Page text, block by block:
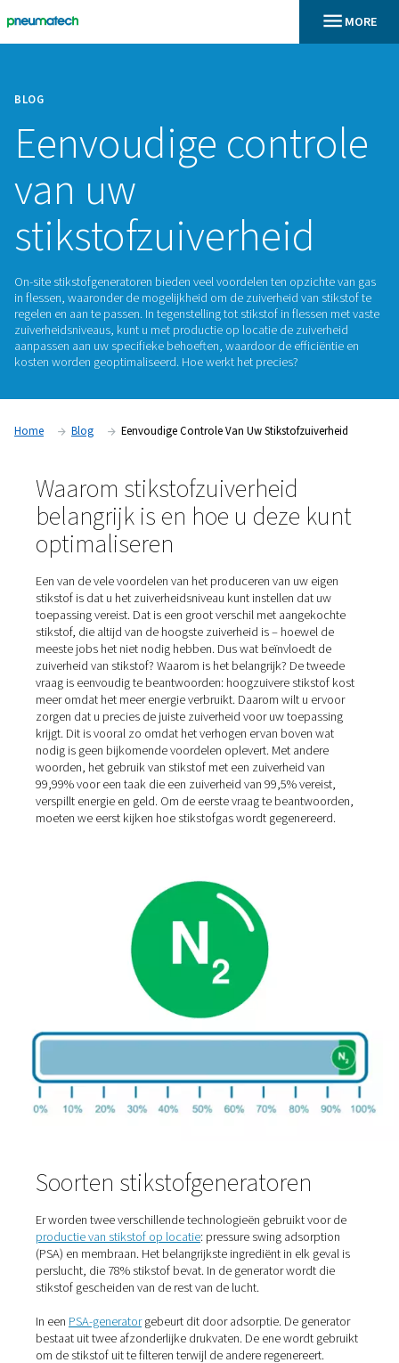
BLOG
Eenvoudige
van uw
stikstofzuiverheid
On-site stikstofgeneratoren bieden veel voordelen ten
in flessen, waaronder de mogelijkheid om de zuiverheid
aanpassen aan uw specifieke behoeften, waardoor de
Home Blog Eenvoudige Controle Van Uw
Waarom stikstofzuiverheid
belangrijk is en hoe u deze
optimaliseren
Een van de vele voordelen van het produceren van uw
stikstof is dat u het zuiverheidsniveau kunt instellen dat
toepassing vereist. Dat is een groot verschil met
stikstof, die altijd van de hoogste zuiverheid is –
meeste jobs het niet nodig hebben. Dus wat beïnvloedt
zuiverheid van stikstof? Waarom is het belangrijk? De
meer omdat het meer energie verbruikt. Daarom wilt u
zorgen dat u precies de juiste zuiverheid voor uw
krijgt. Dit is vooral zo omdat het verhogen ervan boven
nodig is geen bijkomende voordelen oplevert. Met
woorden, het gebruik van stikstof met een zuiverheid
99,99% voor een taak die een zuiverheid van 99,5%
verspillt energie en geld. Om de eerste vraag te
moeten we eerst kijken hoe stikstofgas wordt